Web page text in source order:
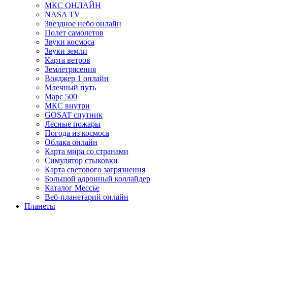
МКС ОНЛАЙН
NASA TV
Звездное небо онлайн
Полет самолетов
Звуки космоса
Звуки земли
Карта ветров
Землетрясения
Вояджер 1 онлайн
Млечный путь
Марс 500
МКС внутри
GOSAT спутник
Лесные пожары
Погода из космоса
Облака онлайн
Карта мира со странами
Симулятор стыковки
Карта светового загрязнения
Большой адронный коллайдер
Каталог Мессье
Веб-планетарий онлайн
Планеты